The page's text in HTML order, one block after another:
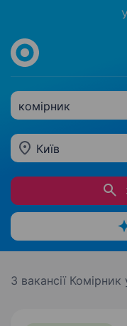
комірник
Київ
3 вакансії Комірник